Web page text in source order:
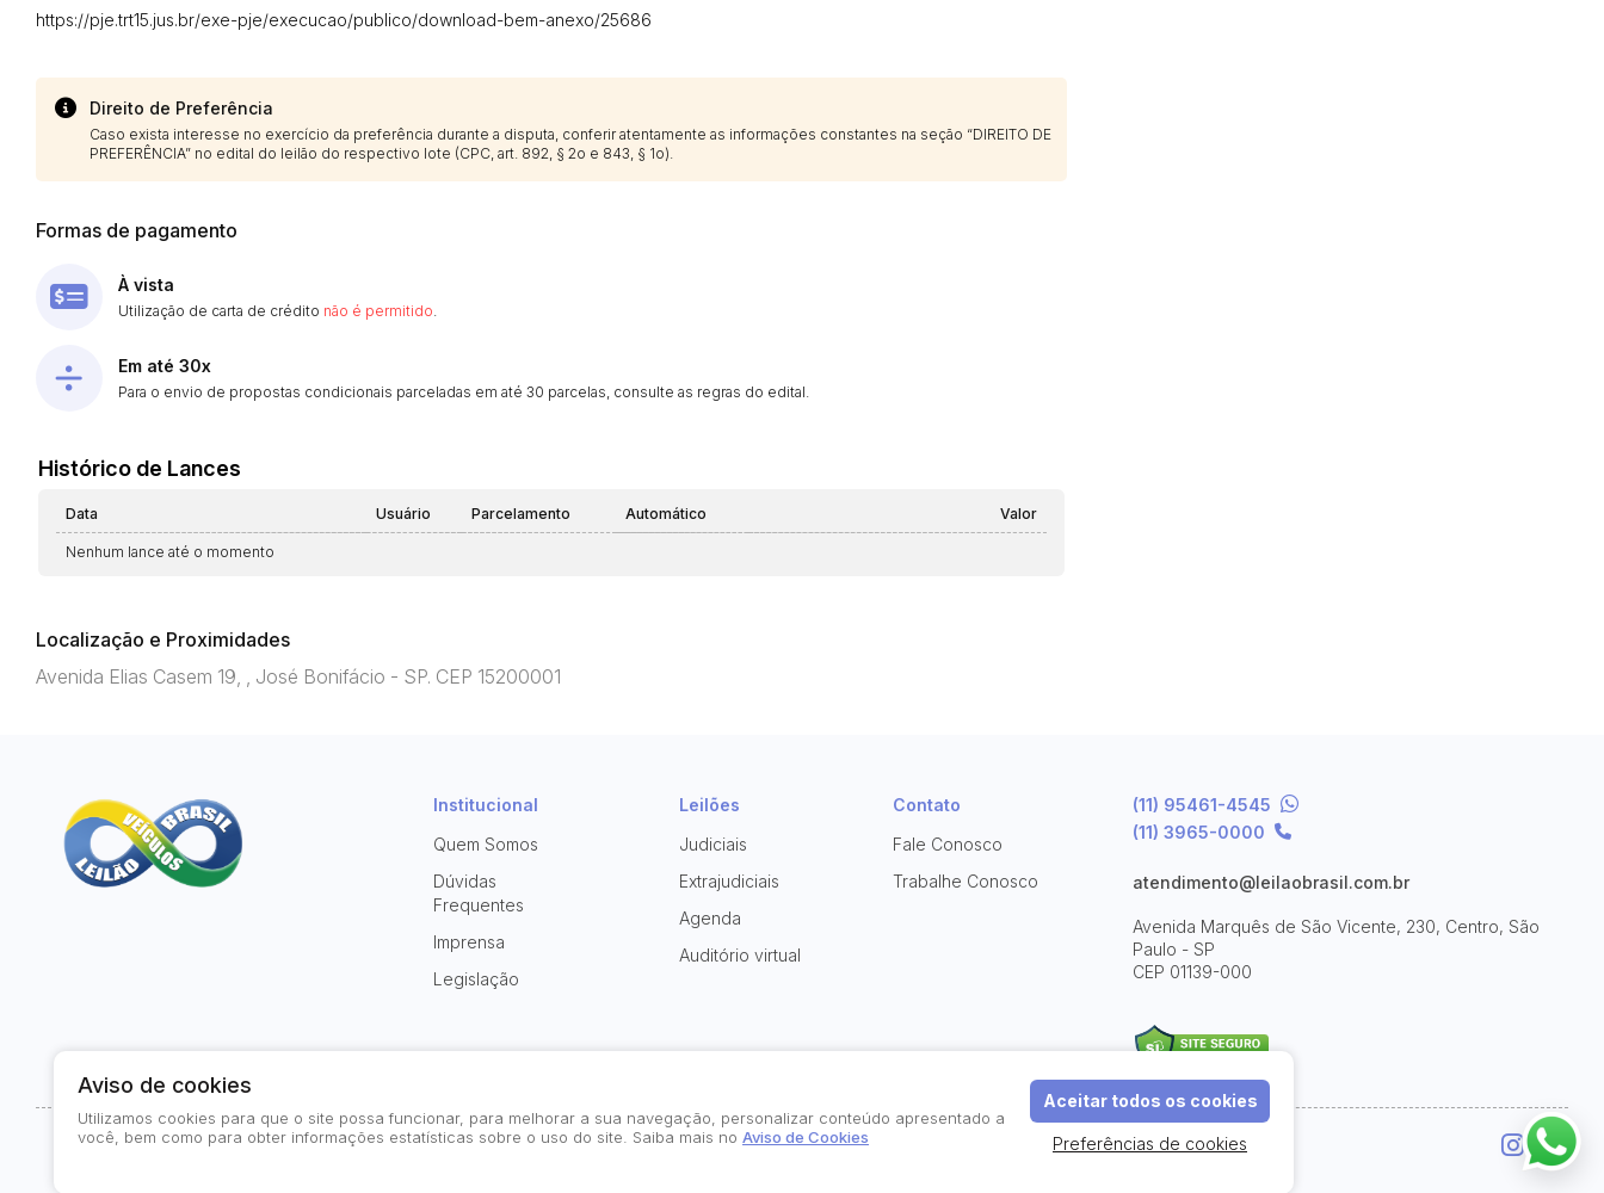
https://pje.trt15.jus.br/exe-pje/execucao/publico/download-bem-anexo/25686
Direito de Preferência
Caso exista interesse no exercício da preferência durante a disputa, conferir atentamente as informações constantes na seção “DIREITO DE
PREFERÊNCIA” no edital do leilão do respectivo lote (CPC, art. 892, § 2o e 843, § 1o).
Formas de pagamento
À vista
Utilização de carta de crédito não é permitido.
Em até 30x
Para o envio de propostas condicionais parceladas em até 30 parcelas, consulte as regras do edital.
Histórico de Lances
Data Usuário Parcelamento Automático Valor
Nenhum lance até o momento
Localização e Proximidades
Avenida Elias Casem 19, , José Bonifácio - SP. CEP 15200001
Institucional
Quem Somos
Dúvidas
Frequentes
Imprensa
Legislação
Leilões
Judiciais
Extrajudiciais
Agenda
Auditório virtual
Contato
Fale Conosco
Trabalhe Conosco
(11) 95461-4545
(11) 3965-0000
atendimento@leilaobrasil.com.br
Avenida Marquês de São Vicente, 230, Centro, São
Paulo - SP
CEP 01139-000
© 2026-present - Todos os direitos reservados Política de Privacidade Aviso de Cookies Termos de Uso
Aviso de cookies
Utilizamos cookies para que o site possa funcionar, para melhorar a sua navegação, personalizar conteúdo apresentado a
você, bem como para obter informações estatísticas sobre o uso do site. Saiba mais no Aviso de Cookies
Aceitar todos os cookies
Preferências de cookies